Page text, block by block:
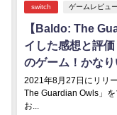
switch ゲームレビュー
【Baldo: The
イした感想と評
のゲーム！かなり
2021年8月27日にリリ
The Guardian Owls」
お...